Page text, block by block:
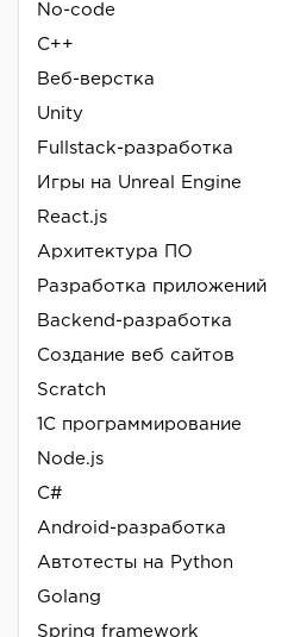
No-code
C++
Веб-верстка
Unity
Fullstack-разработка
Игры на Unreal Engine
React.js
Архитектура ПО
Разработка приложений
Backend-разработка
Создание веб сайтов
Scratch
1С программирование
Node.js
C#
Android-разработка
Автотесты на Python
Golang
Spring framework